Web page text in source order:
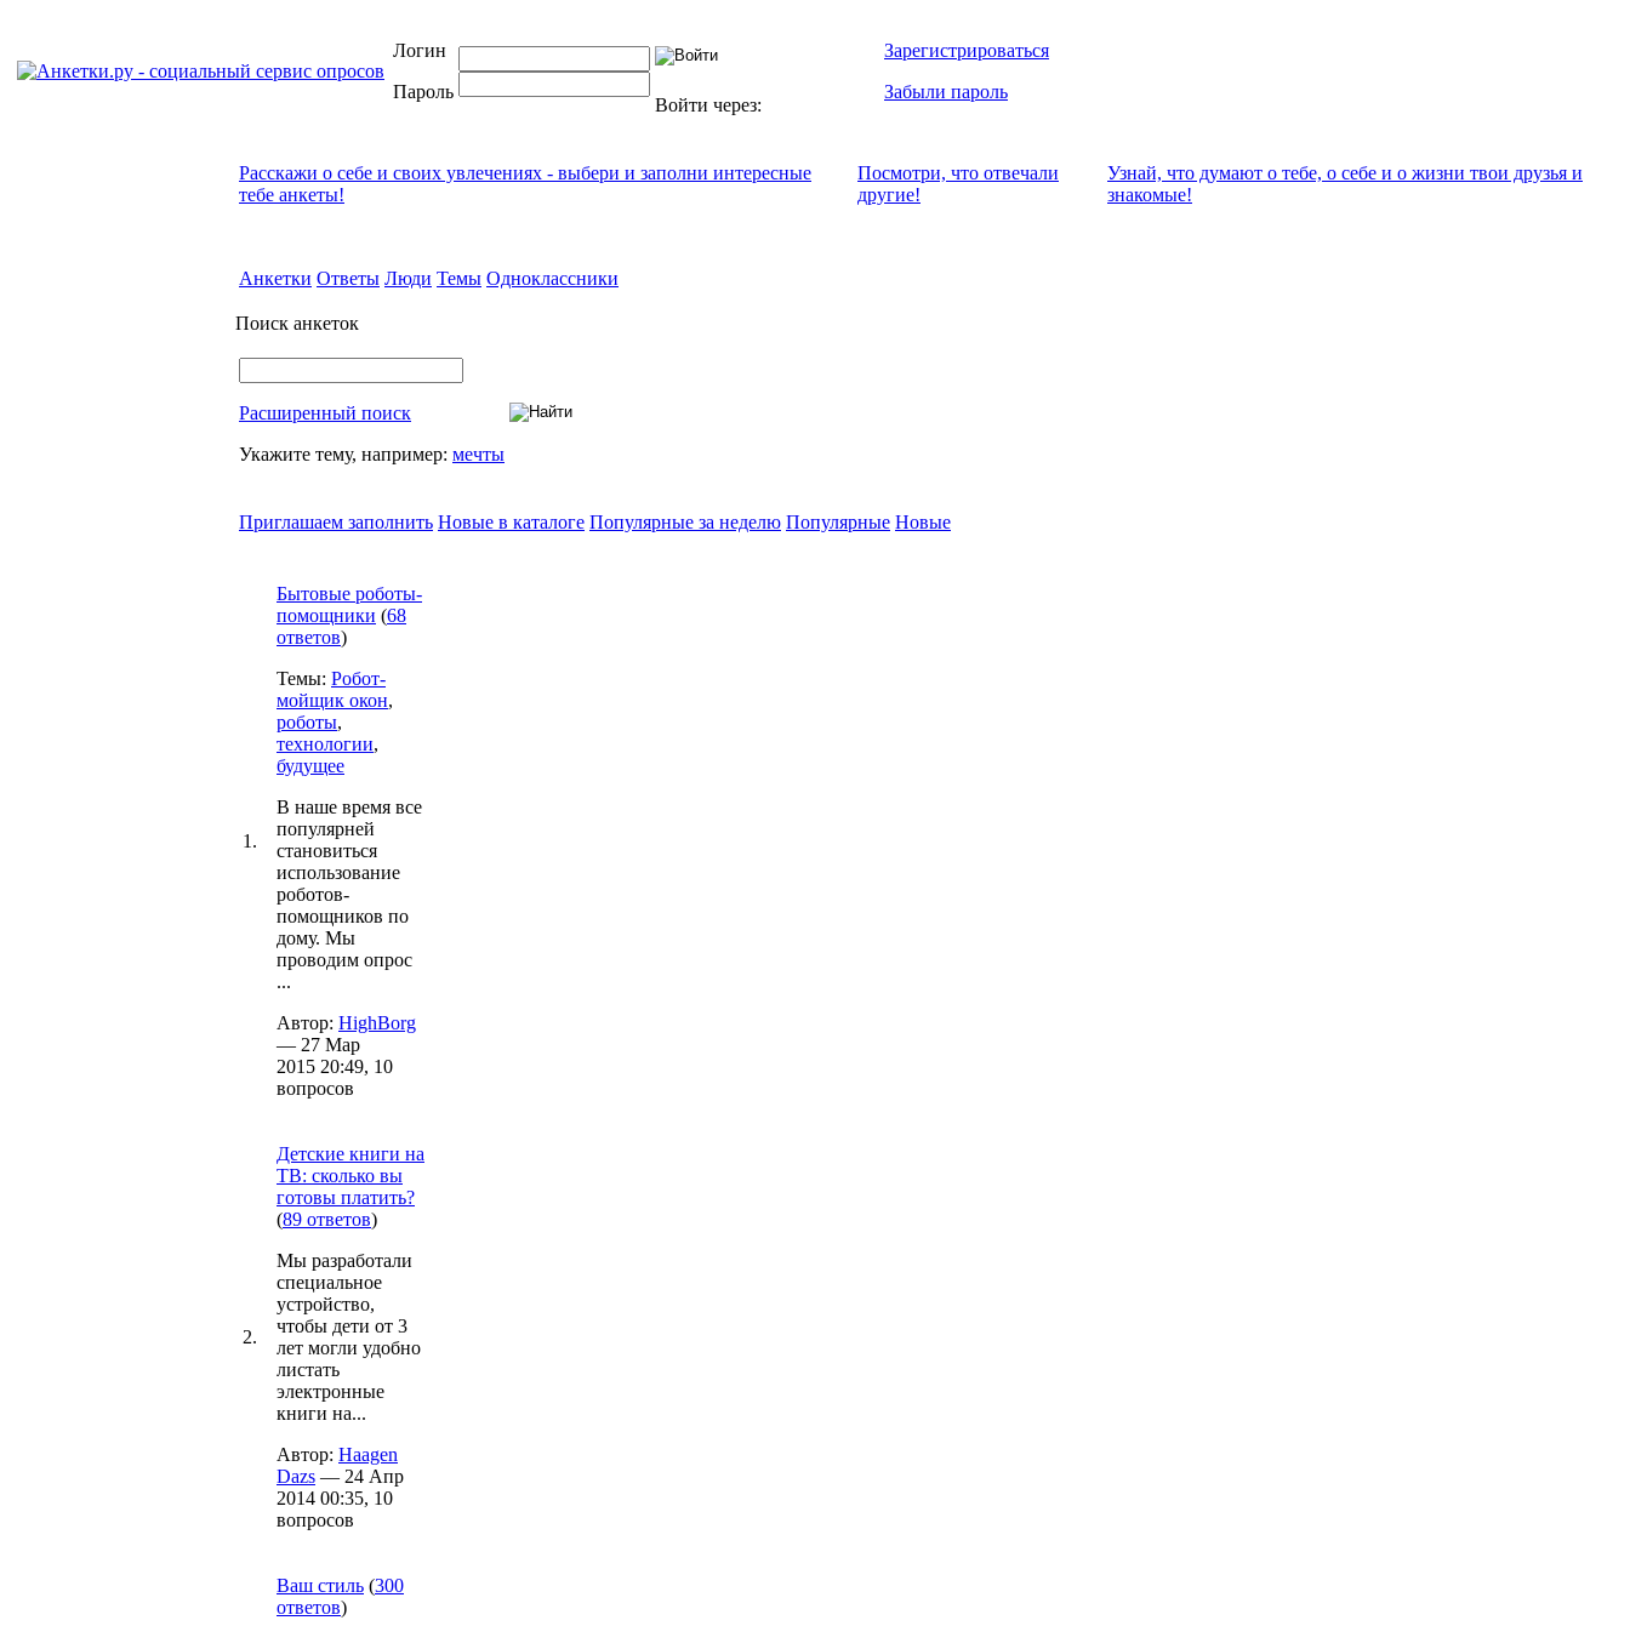
Логин
Пароль
Войти через:
Зарегистрироваться
Забыли пароль
Расскажи о себе и своих увлечениях - выбери и заполни интересные
тебе анкеты!
Посмотри, что отвeчали
другие!
Узнай, что думают о тебе, о себе и о жизни твои друзья и
знакомые!
Анкетки Ответы Люди Темы Одноклассники
Поиск анкеток
Расширенный поиск
Укажите тему, например: мечты
Приглашаем заполнить Новые в каталоге Популярные за неделю Популярные Новые
1.
Бытовые роботы-
помощники (68
ответов)
Темы: Робот-
мойщик окон,
роботы,
технологии,
будущее
В наше время все
популярней
становиться
использование
роботов-
помощников по
дому. Мы
проводим опрос
...
Автор: HighBorg
— 27 Мар
2015 20:49, 10
вопросов
2.
Детские книги на
ТВ: сколько вы
готовы платить?
(89 ответов)
Мы разработали
специальное
устройство,
чтобы дети от 3
лет могли удобно
листать
электронные
книги на...
Автор: Haagen
Dazs — 24 Апр
2014 00:35, 10
вопросов
Ваш стиль (300
ответов)